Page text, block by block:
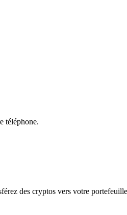
téléphone.
des cryptos vers votre